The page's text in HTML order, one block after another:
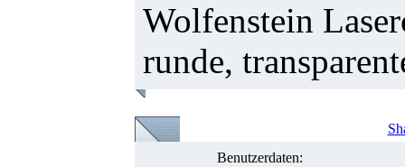
Wolfenstein
runde,
Benutzerdaten: